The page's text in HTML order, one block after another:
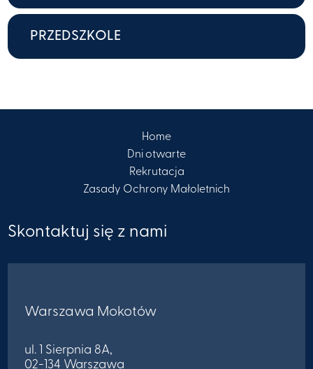
PRZEDSZKOLE
Home
Dni otwarte
Rekrutacja
Zasady Ochrony Małoletnich
Skontaktuj się z nami
Warszawa Mokotów
ul. 1 Sierpnia 8A,
02-134 Warszawa